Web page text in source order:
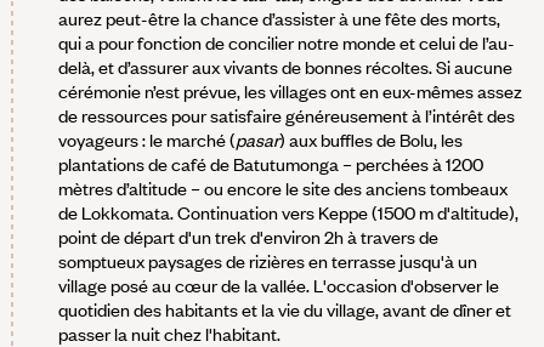
aurez peut-être la chance d’assister à une fête des morts,
qui a pour fonction de concilier notre monde et celui de l’au-
delà, et d’assurer aux vivants de bonnes récoltes. Si aucune
cérémonie n’est prévue, les villages ont en eux-mêmes assez
de ressources pour satisfaire généreusement à l’intérêt des
voyageurs : le marché (pasar) aux buffles de Bolu, les
plantations de café de Batutumonga – perchées à 1200
mètres d’altitude – ou encore le site des anciens tombeaux
de Lokkomata. Continuation vers Keppe (1500 m d'altitude),
point de départ d'un trek d'environ 2h à travers de
somptueux paysages de rizières en terrasse jusqu'à un
village posé au cœur de la vallée. L'occasion d'observer le
quotidien des habitants et la vie du village, avant de dîner et
passer la nuit chez l'habitant.